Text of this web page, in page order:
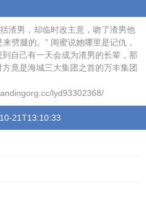
渣男，却临时改主意，吻了渣男他
劈腿的。” 闺蜜说她哪里是记仇，
自己有一天会成为渣男的长辈，那
竟是海城三大集团之首的万丰集团
lyd93302368/
21T13:10:33